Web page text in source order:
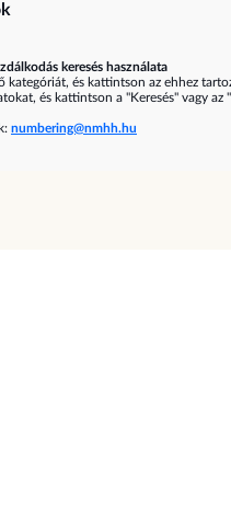
keresés használata
kategóriát, és kattintson az ehhez
és kattintson a "Keresés" vagy az
numbering@nmhh.hu